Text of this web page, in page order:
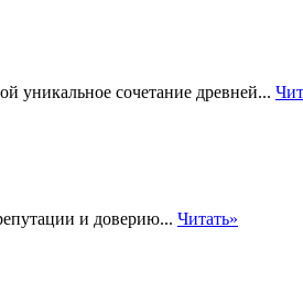
уникальное сочетание древней...
и доверию... Читать»